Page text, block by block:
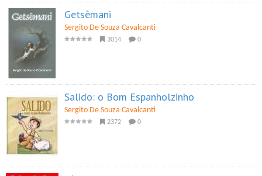
Getsêmani
Sergito De Souza Cavalcanti
3014 0
Salido: o Bom Espanholzinho
Sergito De Souza Cavalcanti
2372 0